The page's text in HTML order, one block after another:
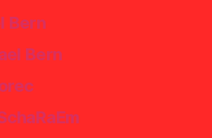
Bern
Bern